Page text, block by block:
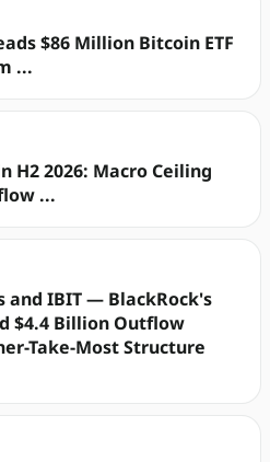
$86 Million Bitcoin ETF
...
H2 2026: Macro Ceiling
...
and IBIT — BlackRock's
$4.4 Billion Outflow
Take-Most Structure